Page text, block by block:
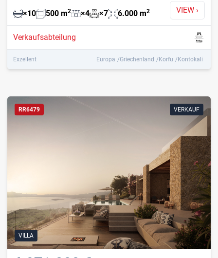
VIEW ›
×10 500 m2 ×4 ×7 6.000 m2
Verkaufsabteilung
Exzellent Europa Griechenland Korfu Kontokali
RR6479 VERKAUF
VILLA